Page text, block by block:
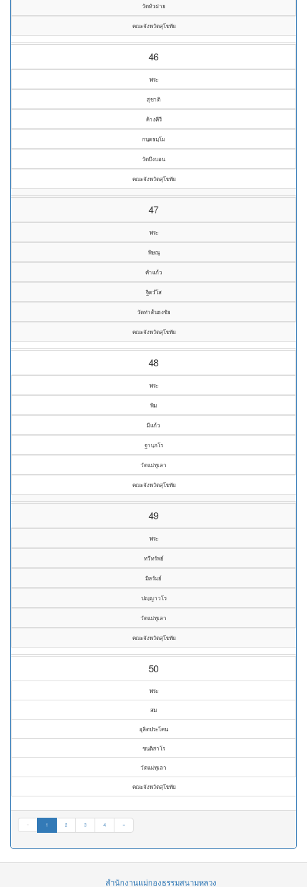
วัดหัวฝาย
คณะจังหวัดสุโขทัย
46
พระ
สุชาติ
ค้างคีรี
กนฺตธมฺโม
วัดบึงบอน
คณะจังหวัดสุโขทัย
47
พระ
พิษณุ
คำแก้ว
ฐิตวํโส
วัดท่าต้นธงชัย
คณะจังหวัดสุโขทัย
48
พระ
พิม
มีแก้ว
ฐานฺกโร
วัดแม่ทุเลา
คณะจังหวัดสุโขทัย
49
พระ
ทวีทรัพย์
มิลรัมย์
ปญฺญาวโร
วัดแม่ทุเลา
คณะจังหวัดสุโขทัย
50
พระ
สม
อุลิตประโคน
ขนฺติสาโร
วัดแม่ทุเลา
คณะจังหวัดสุโขทัย
« 1 2 3 4 »
สำนักงานแม่กองธรรมสนามหลวง